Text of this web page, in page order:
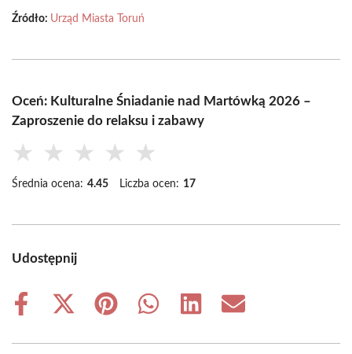
Źródło: Urząd Miasta Toruń
Oceń: Kulturalne Śniadanie nad Martówką 2026 –
Zaproszenie do relaksu i zabawy
★ ★ ★ ★ ★
Średnia ocena: 4.45 Liczba ocen: 17
Udostępnij
Share
Share
(Twitter)
Share
Share
Share
Share